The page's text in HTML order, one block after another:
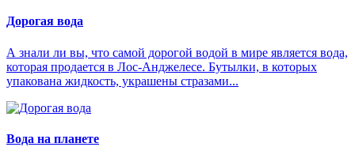
Дорогая вода
А знали ли вы, что самой дорогой водой в мире является вода,
которая продается в Лос-Анджелесе. Бутылки, в которых
упакована жидкость, украшены стразами...
Вода на планете